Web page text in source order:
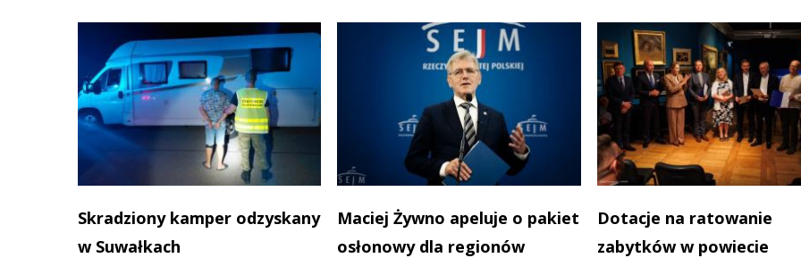
Skradziony kamper odzyskany
w Suwałkach
Maciej Żywno apeluje o pakiet
osłonowy dla regionów
Dotacje na ratowanie
zabytków w powiecie